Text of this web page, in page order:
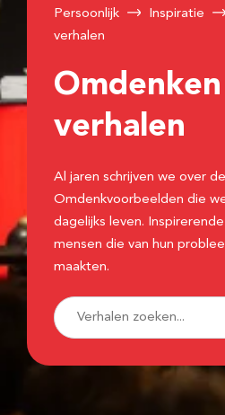
Persoonlijk Inspiratie
verhalen
Omdenken
verhalen
Al jaren schrijven we over
Omdenkvoorbeelden die
dagelijks leven.
mensen die van hun
maakten.